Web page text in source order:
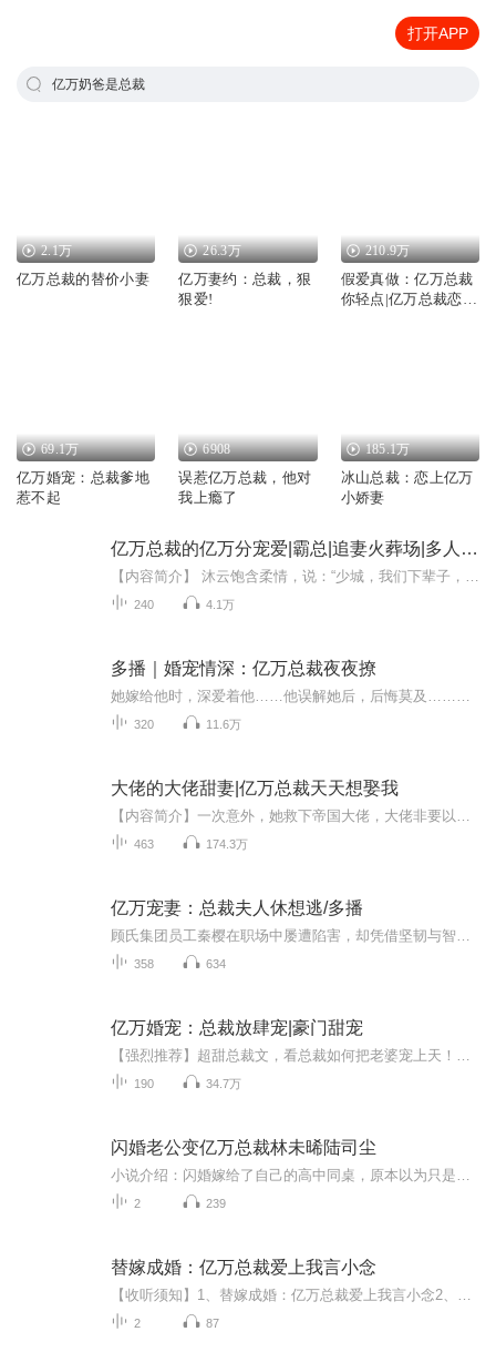
打开APP
亿万奶爸是总裁
2.1万
亿万总裁的替价小妻
26.3万
亿万妻约：总裁，狠
狠爱!
210.9万
假爱真做：亿万总裁
你轻点|亿万总裁恋上
69.1万
亿万婚宠：总裁爹地
惹不起
6908
误惹亿万总裁，他对
我上瘾了
185.1万
冰山总裁：恋上亿万
小娇妻
亿万总裁的亿万分宠爱|霸总|追妻火葬场|多人精品
240 4.1万
多播｜婚宠情深：亿万总裁夜夜撩
320 11.6万
大佬的大佬甜妻|亿万总裁天天想娶我
463 174.3万
亿万宠妻：总裁夫人休想逃/多播
358 634
亿万婚宠：总裁放肆宠|豪门甜宠
190 34.7万
闪婚老公变亿万总裁林未晞陆司尘
2 239
替嫁成婚：亿万总裁爱上我言小念
2 87